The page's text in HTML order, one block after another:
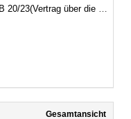
Durchführung der Fremdüberwachung)
Gesamtansicht